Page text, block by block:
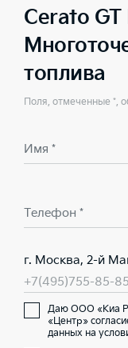
Cerato
топлива
Поля, отмеченные *,
Имя *
Телефон *
г. Москва, 2-й
+7(495)755-85-85
Даю ООО «Киа
«Центр»
данных на